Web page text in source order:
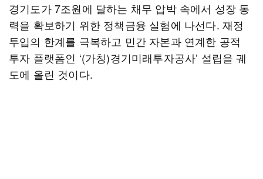
경기도가 7조원에 달하는 채무 압박 속에서 성장 동
력을 확보하기 위한 정책금융 실험에 나선다. 재정
투입의 한계를 극복하고 민간 자본과 연계한 공적
투자 플랫폼인 ‘(가칭)경기미래투자공사’ 설립을 궤
도에 올린 것이다.